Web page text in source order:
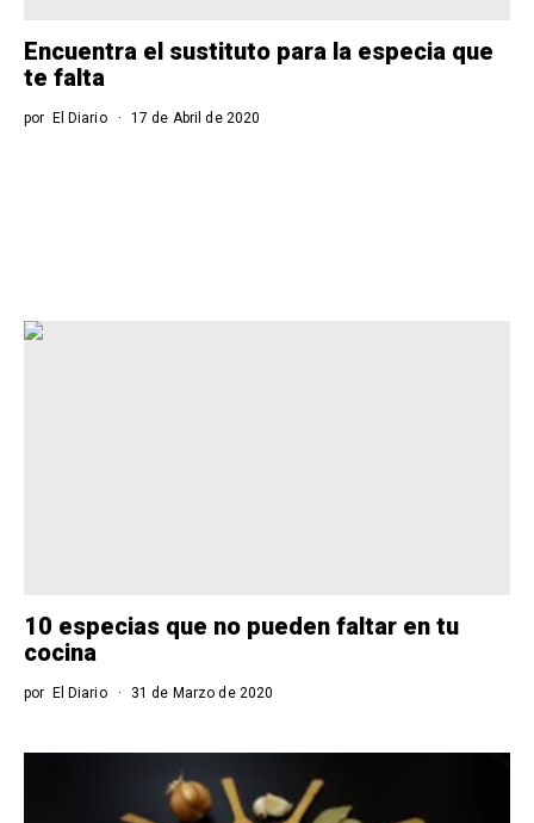
Encuentra el sustituto para la especia que
te falta
por El Diario 17 de Abril de 2020
10 especias que no pueden faltar en tu
cocina
por El Diario 31 de Marzo de 2020